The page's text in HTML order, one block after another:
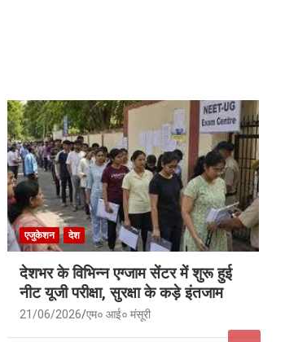
एजुकेशन देश
देशभर के विभिन्न एग्जाम सेंटर में शुरू हुई
नीट यूजी परीक्षा, सुरक्षा के कड़े इंतजाम
21/06/2026 एम० आई० मंसूरी